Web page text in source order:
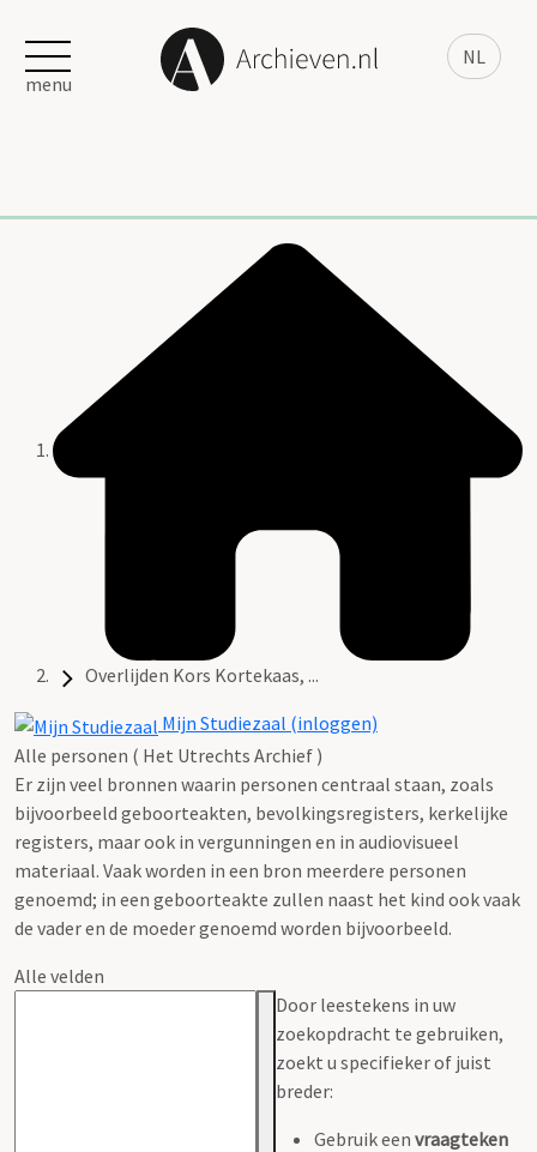
NL
menu
Overlijden Kors Kortekaas, ...
Mijn Studiezaal (inloggen)
Alle personen ( Het Utrechts Archief )
Er zijn veel bronnen waarin personen centraal staan, zoals
bijvoorbeeld geboorteakten, bevolkingsregisters, kerkelijke
registers, maar ook in vergunningen en in audiovisueel
materiaal. Vaak worden in een bron meerdere personen
genoemd; in een geboorteakte zullen naast het kind ook vaak
de vader en de moeder genoemd worden bijvoorbeeld.
Alle velden
Door leestekens in uw
zoekopdracht te gebruiken,
zoekt u specifieker of juist
breder:
Gebruik een vraagteken